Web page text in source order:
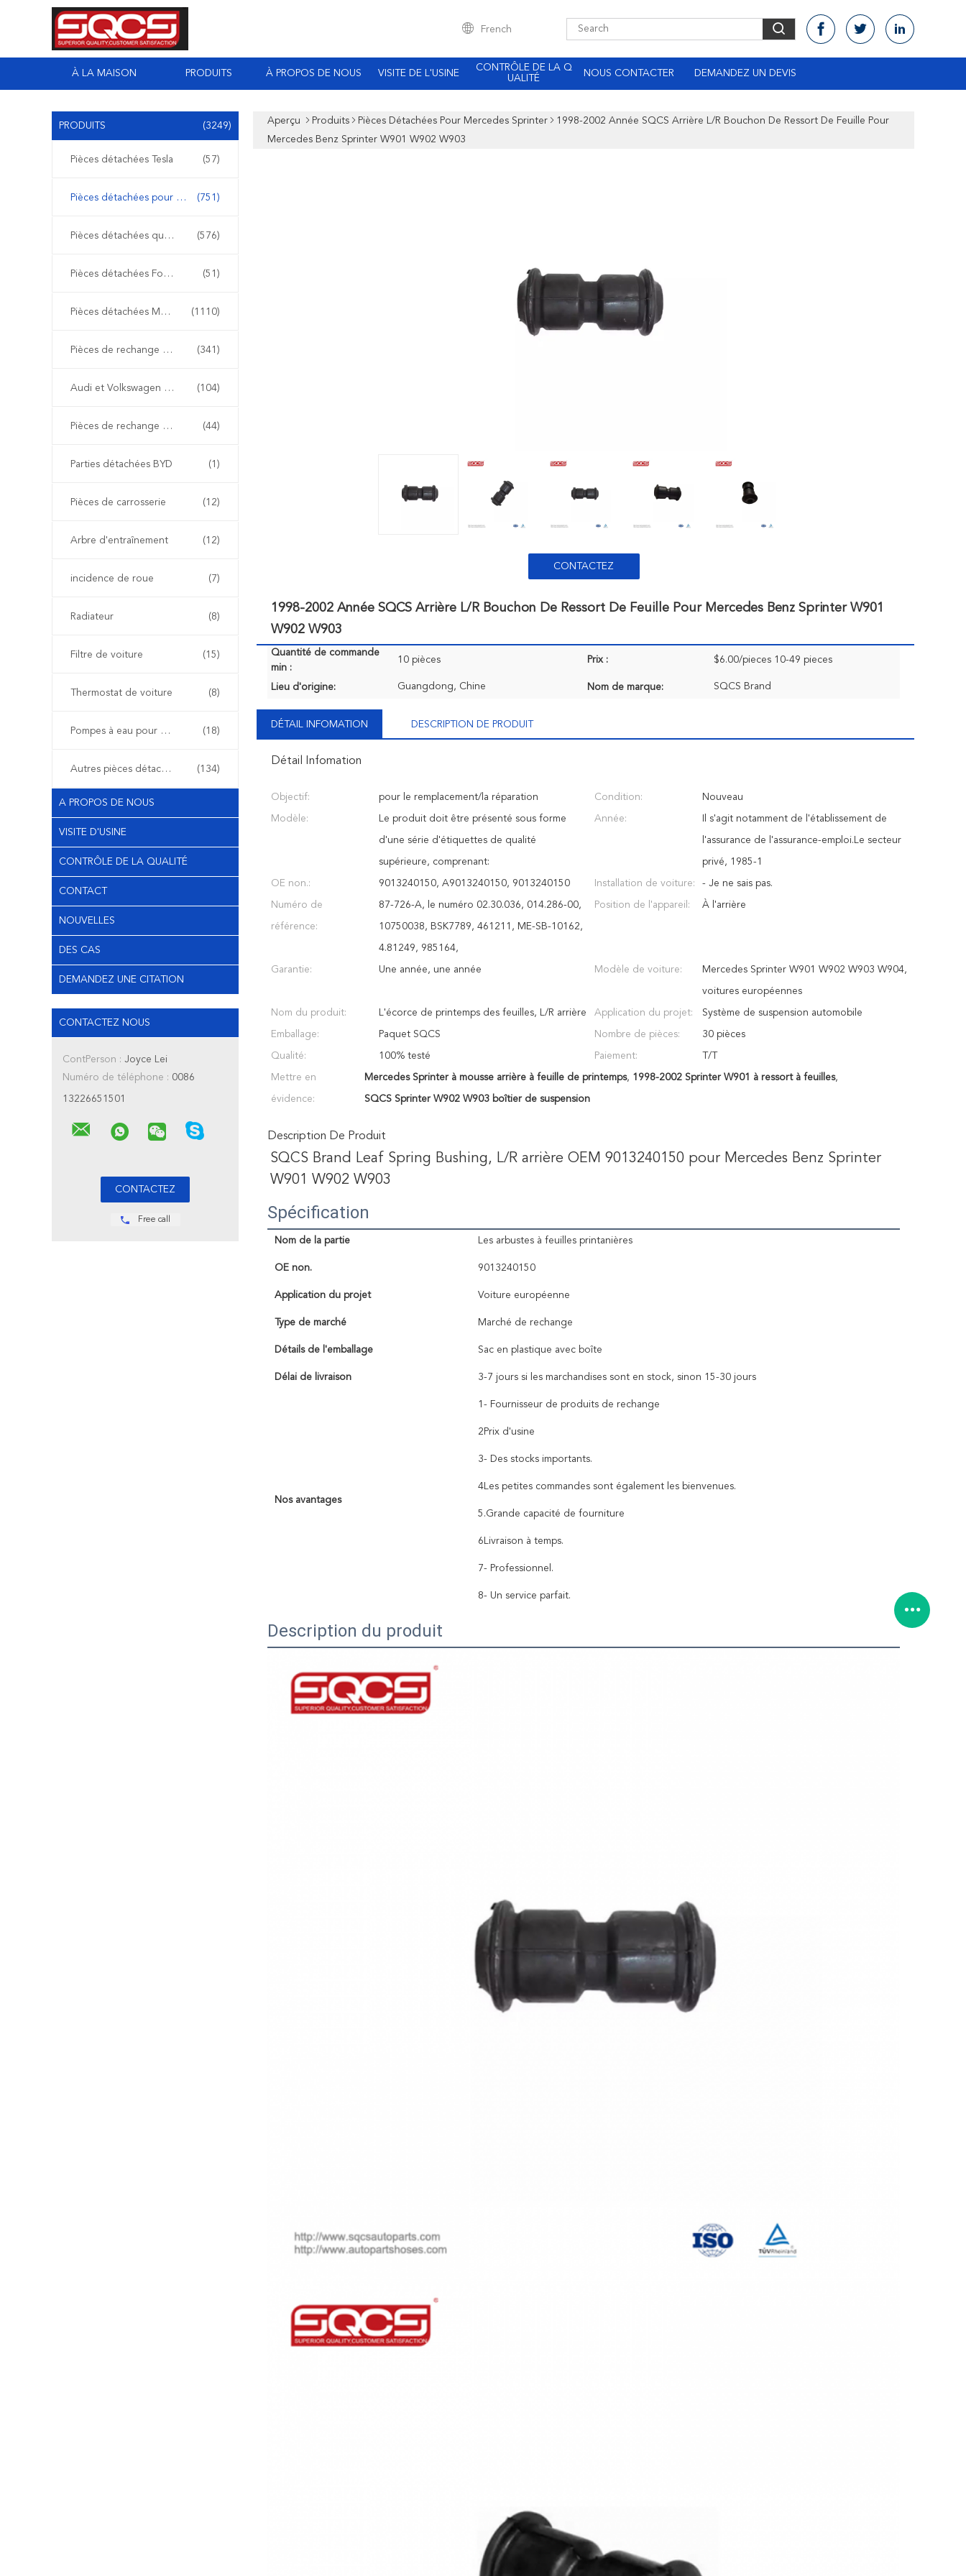
French
À LA MAISON PRODUITS À PROPOS DE NOUS VISITE DE L'USINE
CONTRÔLE DE LA Q
UALITÉ
NOUS CONTACTER DEMANDEZ UN DEVIS
PRODUITS (3249)
Pièces détachées Tesla (57)
Pièces détachées pour Mercedes Sprinter (751)
Pièces détachées quotidiennes Iveco (576)
Pièces détachées Ford Transit (51)
Pièces détachées Mercedes Benz (1110)
Pièces de rechange de BMW (341)
Audi et Volkswagen pièces détachées (104)
Pièces de rechange de Renault (44)
Parties détachées BYD (1)
Pièces de carrosserie (12)
Arbre d'entraînement (12)
incidence de roue (7)
Radiateur (8)
Filtre de voiture (15)
Thermostat de voiture (8)
Pompes à eau pour voiture (18)
Autres pièces détachées automobiles (134)
A PROPOS DE NOUS
VISITE D'USINE
CONTRÔLE DE LA QUALITÉ
CONTACT
NOUVELLES
DES CAS
DEMANDEZ UNE CITATION
CONTACTEZ NOUS
ContPerson : Joyce Lei
Numéro de téléphone : 0086
13226651501
Free call
Aperçu Produits Pièces Détachées Pour Mercedes Sprinter
1998-2002 Année SQCS Arrière L/R Bouchon De Ressort De Feuille Pour
Mercedes Benz Sprinter W901 W902 W903
CONTACTEZ
1998-2002 Année SQCS Arrière L/R Bouchon De Ressort De Feuille Pour Mercedes Benz Sprinter W901
W902 W903
Quantité de commande
min :
10 pièces Prix : $6.00/pieces 10-49 pieces
Lieu d'origine: Guangdong, Chine Nom de marque: SQCS Brand
DÉTAIL INFOMATION DESCRIPTION DE PRODUIT
Détail Infomation
Objectif: pour le remplacement/la réparation Condition: Nouveau
Modèle: Le produit doit être présenté sous forme
d'une série d'étiquettes de qualité
supérieure, comprenant:
Année: Il s'agit notamment de l'établissement de
l'assurance de l'assurance-emploi.Le secteur
privé, 1985-1
OE non.: 9013240150, A9013240150, 9013240150 Installation de voiture: - Je ne sais pas.
Numéro de
référence:
87-726-A, le numéro 02.30.036, 014.286-00,
10750038, BSK7789, 461211, ME-SB-10162,
4.81249, 985164,
Position de l'appareil: À l'arrière
Garantie: Une année, une année Modèle de voiture: Mercedes Sprinter W901 W902 W903 W904,
voitures européennes
Nom du produit: L'écorce de printemps des feuilles, L/R arrière Application du projet: Système de suspension automobile
Emballage: Paquet SQCS Nombre de pièces: 30 pièces
Qualité: 100% testé Paiement: T/T
Mettre en
évidence:
Mercedes Sprinter à mousse arrière à feuille de printemps, 1998-2002 Sprinter W901 à ressort à feuilles,
SQCS Sprinter W902 W903 boîtier de suspension
Description De Produit
SQCS Brand Leaf Spring Bushing, L/R arrière OEM 9013240150 pour Mercedes Benz Sprinter
W901 W902 W903
Spécification
Nom de la partie Les arbustes à feuilles printanières
OE non. 9013240150
Application du projet Voiture européenne
Type de marché Marché de rechange
Détails de l'emballage Sac en plastique avec boîte
Délai de livraison 3-7 jours si les marchandises sont en stock, sinon 15-30 jours
Nos avantages
1- Fournisseur de produits de rechange
2Prix d'usine
3- Des stocks importants.
4Les petites commandes sont également les bienvenues.
5.Grande capacité de fourniture
6Livraison à temps.
7- Professionnel.
8- Un service parfait.
Description du produit